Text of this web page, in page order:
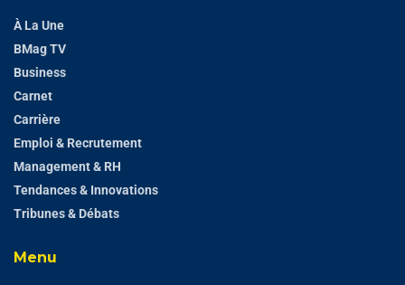
À La Une
BMag TV
Business
Carnet
Carrière
Emploi & Recrutement
Management & RH
Tendances & Innovations
Tribunes & Débats
Menu